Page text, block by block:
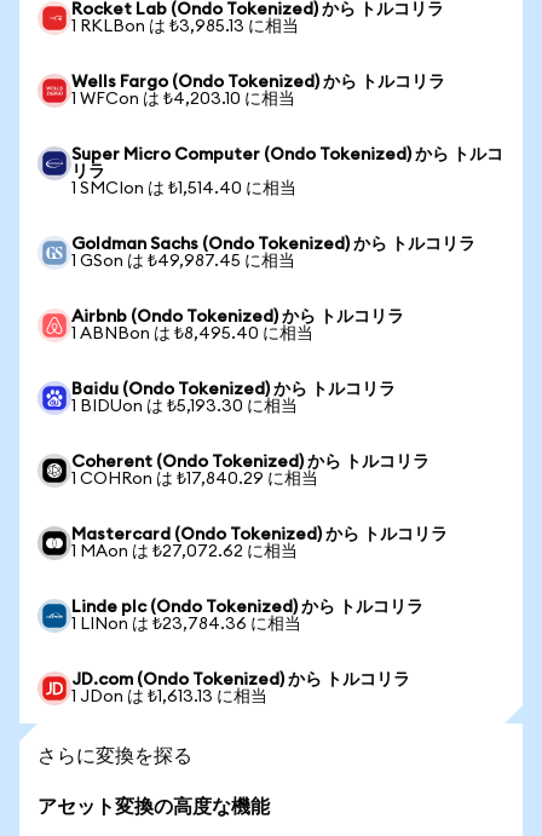
Rocket Lab (Ondo Tokenized) から トルコリラ
1 RKLBon は ₺3,985.13 に相当
Wells Fargo (Ondo Tokenized) から トルコリラ
1 WFCon は ₺4,203.10 に相当
Super Micro Computer (Ondo Tokenized) から トルコ
リラ
1 SMCIon は ₺1,514.40 に相当
Goldman Sachs (Ondo Tokenized) から トルコリラ
1 GSon は ₺49,987.45 に相当
Airbnb (Ondo Tokenized) から トルコリラ
1 ABNBon は ₺8,495.40 に相当
Baidu (Ondo Tokenized) から トルコリラ
1 BIDUon は ₺5,193.30 に相当
Coherent (Ondo Tokenized) から トルコリラ
1 COHRon は ₺17,840.29 に相当
Mastercard (Ondo Tokenized) から トルコリラ
1 MAon は ₺27,072.62 に相当
Linde plc (Ondo Tokenized) から トルコリラ
1 LINon は ₺23,784.36 に相当
JD.com (Ondo Tokenized) から トルコリラ
1 JDon は ₺1,613.13 に相当
さらに変換を探る
アセット変換の高度な機能